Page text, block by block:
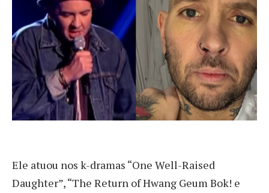
Ele atuou nos k-dramas “One Well-Raised
Daughter”, “The Return of Hwang Geum Bok! e